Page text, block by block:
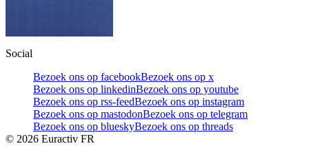
Social
Bezoek ons op facebookBezoek ons op x
Bezoek ons op linkedinBezoek ons op youtube
Bezoek ons op rss-feedBezoek ons op instagram
Bezoek ons op mastodonBezoek ons op telegram
Bezoek ons op blueskyBezoek ons op threads
© 2026 Euractiv FR